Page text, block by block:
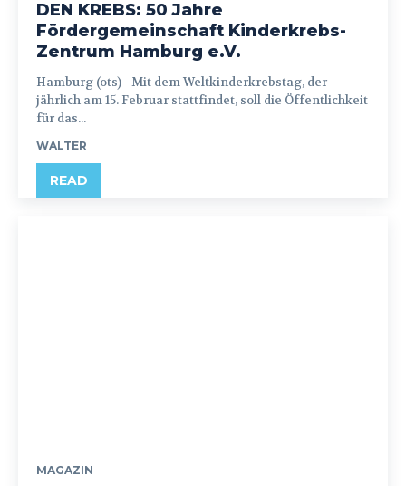
DEN KREBS: 50 Jahre
Fördergemeinschaft Kinderkrebs-
Zentrum Hamburg e.V.
Hamburg (ots) - Mit dem Weltkinderkrebstag, der
jährlich am 15. Februar stattfindet, soll die Öffentlichkeit
für das...
WALTER
READ
MAGAZIN